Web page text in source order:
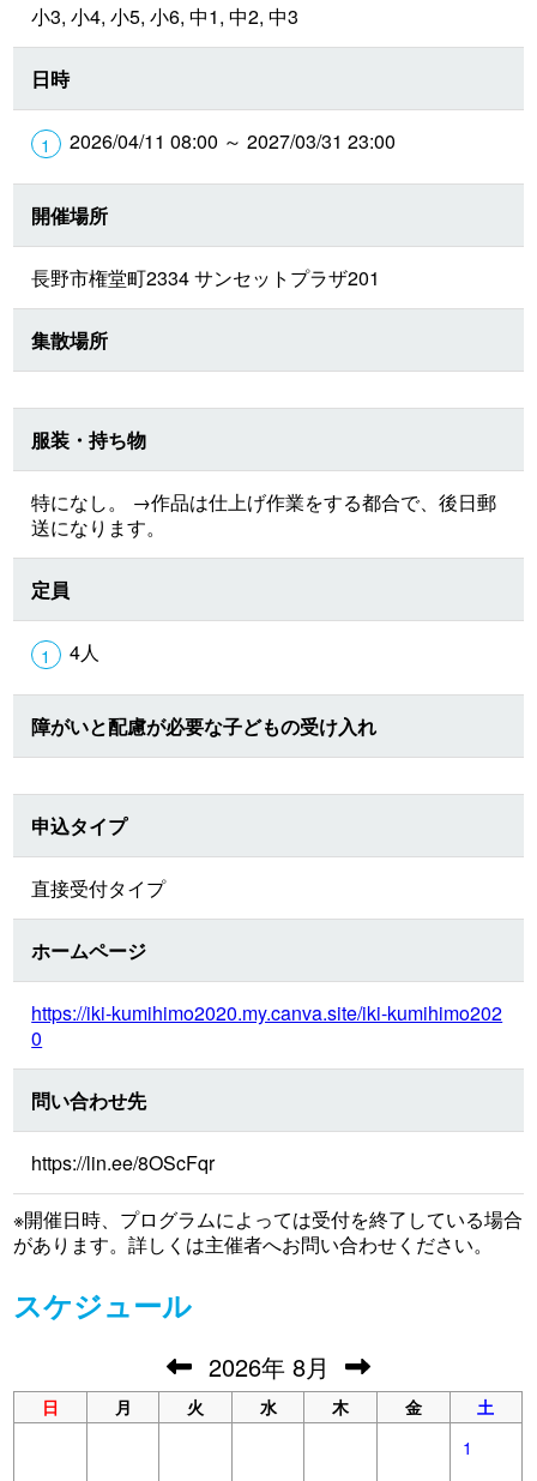
小3, 小4, 小5, 小6, 中1, 中2, 中3
日時
2026/04/11 08:00 ～ 2027/03/31 23:00
開催場所
長野市権堂町2334 サンセットプラザ201
集散場所
服装・持ち物
特になし。 →作品は仕上げ作業をする都合で、後日郵
送になります。
定員
4人
障がいと配慮が必要な子どもの受け入れ
申込タイプ
直接受付タイプ
ホームページ
https://iki-kumihimo2020.my.canva.site/iki-kumihimo202
0
問い合わせ先
https://lin.ee/8OScFqr
※開催日時、プログラムによっては受付を終了している場合
があります。詳しくは主催者へお問い合わせください。
スケジュール
2026年 8月
日 月 火 水 木 金
土
1